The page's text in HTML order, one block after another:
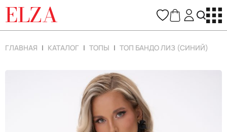
ELZA
ГЛАВНАЯ КАТАЛОГ ТОПЫ ТОП БАНДО ЛИЗ (СИНИЙ)